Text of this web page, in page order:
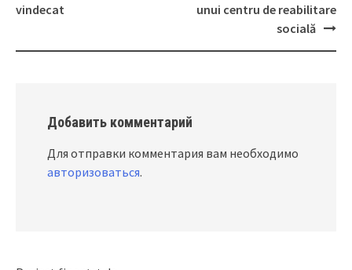
vindecat
unui centru de reabilitare
socială
Добавить комментарий
Для отправки комментария вам необходимо
авторизоваться.